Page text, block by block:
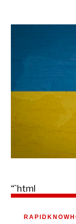
“`html